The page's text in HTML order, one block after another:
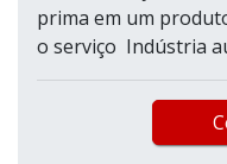
prima em um
o serviço Indústria